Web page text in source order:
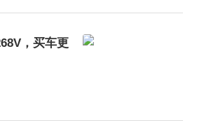
华8重礼”,包括至高8000元的
10000元的超级置换礼、300
，买车更